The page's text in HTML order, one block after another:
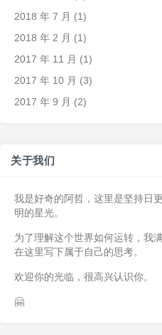
2018 年 7 月 (1)
2018 年 2 月 (1)
2017 年 11 月 (1)
2017 年 10 月 (3)
2017 年 9 月 (2)
关于我们
我是好奇的阿哲，这里是坚持日
明的星光。
为了理解这个世界如何运转，我
在这里写下属于自己的思考。
欢迎你的光临，很高兴认识你。
🤗